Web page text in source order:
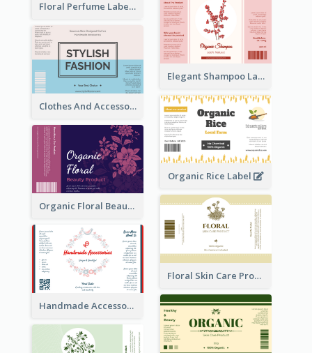
Floral Perfume Label
Elegant Shampoo Label
Clothes And Accessories Label
Organic Rice Label
Organic Floral Beauty Product Label
Floral Skin Care Product Label
Handmade Accessories Label